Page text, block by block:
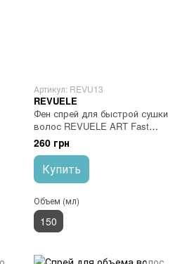
Артикул: REVU13
REVUELE
Фен спрей для быстрой сушки
волос REVUELE ART Fast
Blow-Dry Spray
260 грн
Купить
Объем (мл)
150